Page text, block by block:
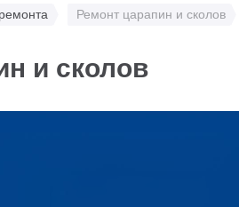
Ремонт царапин и сколов
и сколов